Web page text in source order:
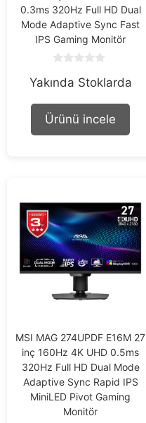
0.3ms 320Hz Full HD Dual
Mode Adaptive Sync Fast
IPS Gaming Monitör
o
t
f
Yakında Stoklarda
Ürünü incele
MSI MAG 274UPDF E16M 27
inç 160Hz 4K UHD 0.5ms
320Hz Full HD Dual Mode
Adaptive Sync Rapid IPS
MiniLED Pivot Gaming
Monitör